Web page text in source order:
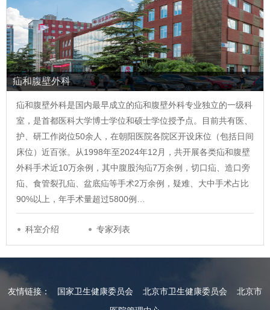
疝和腹壁外科
疝和腹壁外科是国内最早成立的疝和腹壁外科专业独立的一级科
室，是首都医科大学博士学位和硕士学位授予点。目前共有医、
护、研工作岗位50余人，在朝阳医院各院区开设床位（包括日间
床位）近百张。从1998年至2024年12月，共开展各类疝和腹壁
外科手术近10万余例，其中腹股沟疝7万余例，切口疝、造口旁
疝、食管裂孔疝、盆底疝等手术2万余例，疑难、大中手术占比
90%以上，年手术量超过5800例…
科室介绍 专家列表
友情链接： 国家卫生健康委员会 北京市卫生健康委员会
北京市